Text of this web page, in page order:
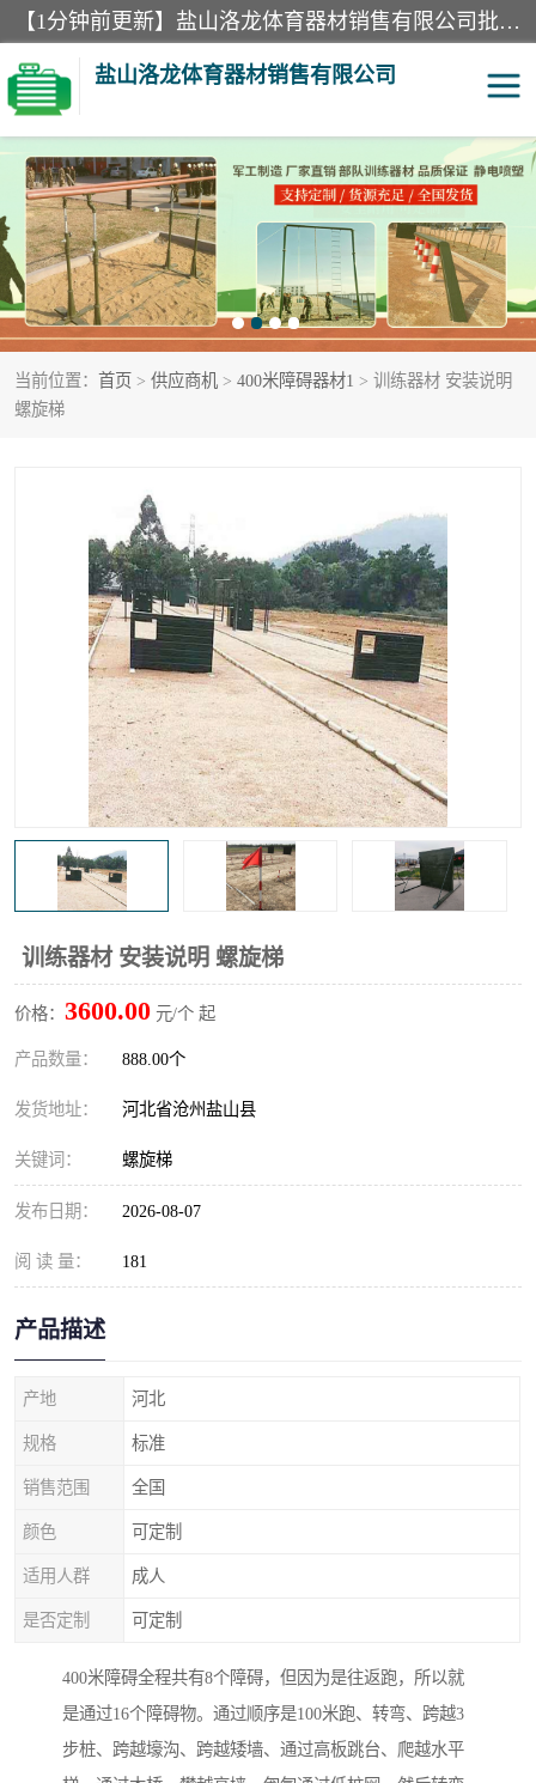
【1分钟前更新】盐山洛龙体育器材销售有限公司批量供应：300米障碍器材、400米障碍器材、部队训练器材、双杠、体操垫、舞蹈把杆等产品。盐山洛龙体育器材销售有限公司经过多年的发展，集研发，生产，销售，售后服务为一体. 奉行“质量，信誉，服务”的宗旨，以开拓创新的精神和真诚守信的态度积极进取。
盐山洛龙体育器材销售有限公司
当前位置： 首页 > 供应商机 > 400米障碍器材1 > 训练器材 安装说明
螺旋梯
训练器材 安装说明 螺旋梯
价格： 3600.00 元/个 起
产品数量： 888.00个
发货地址： 河北省沧州盐山县
关键词： 螺旋梯
发布日期： 2026-08-07
阅 读 量： 181
产品描述
产地 河北
规格 标准
销售范围 全国
颜色 可定制
适用人群 成人
是否定制 可定制
400米障碍全程共有8个障碍，但因为是往返跑，所以就
是通过16个障碍物。通过顺序是100米跑、转弯、跨越3
步桩、跨越壕沟、跨越矮墙、通过高板跳台、爬越水平
单双杠 舞蹈把杆
400米障碍器材 体操垫
300米障碍器材 攀爬架
塑胶跑道 400米障碍器材1